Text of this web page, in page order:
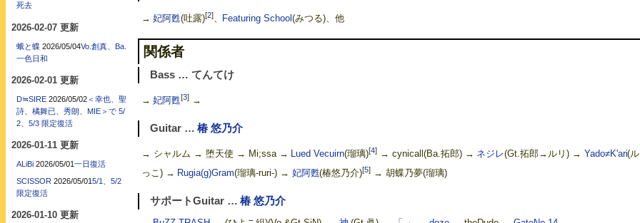
→妃阿甦(吐露)[2]、 Featuring School(みつる)、他
関係者
Bass … てんてけ
→妃阿甦[3]→
Guitar …椿 悠乃介
→ シャルム → 堕天使 → Mi;ssa → Lued Vecuirn(瑠璃)[4]→ cynicall(Ba.拓郎) → ネジレ(Gt.拓郎→ルリ) →Yado≠K'ari(
っこ) → Rugia(g)Gram(瑠璃-ruri-) → 妃阿甦(椿悠乃介)[5] → 胡蝶乃夢(瑠璃)
サポートGuitar …椿 悠乃介
死去
2026-02-07 更新
蛾と蝶 2026/05/04Vo.創真、Ba.
一色日和
2026-02-01 更新
D≒SIRE 2026/05/02＜幸也、聖
詩、橘舞已、秀朗、MIE＞で 5/
2、5/3 限定復活
2026-01-11 更新
ALiBi 2026/05/01一日復活
SCISSOR 2026/05/015/1、5/2
限定復活
2026-01-10 更新